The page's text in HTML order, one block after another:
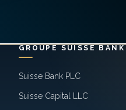
GROUPE SUISSE BANK
Suisse Bank PLC
Suisse Capital LLC